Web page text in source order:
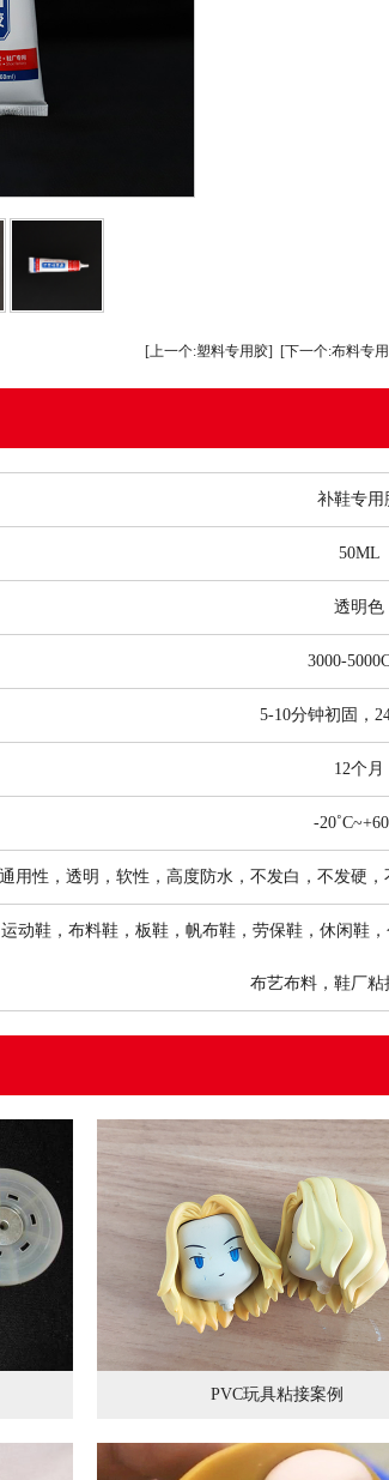
[上一个:塑料专用胶] [下一个:布料专
补鞋专用
50ML
透明色
3000-
5-10分钟初固，
12个月
-
通用性，透明，软性，高度防水，不发白，不发硬
动鞋，布料鞋，板鞋，帆布鞋，劳保鞋，休闲鞋
布艺布料，鞋厂粘
PVC玩具粘接案例